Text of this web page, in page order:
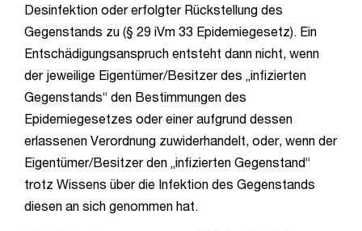
Desinfektion oder erfolgter Rückstellung des
Gegenstands zu (§ 29 iVm 33 Epidemiegesetz). Ein
Entschädigungsanspruch entsteht dann nicht, wenn
der jeweilige Eigentümer/Besitzer des „infizierten
Gegenstands“ den Bestimmungen des
Epidemiegesetzes oder einer aufgrund dessen
erlassenen Verordnung zuwiderhandelt, oder, wenn der
Eigentümer/Besitzer den „infizierten Gegenstand“
trotz Wissens über die Infektion des Gegenstands
diesen an sich genommen hat.